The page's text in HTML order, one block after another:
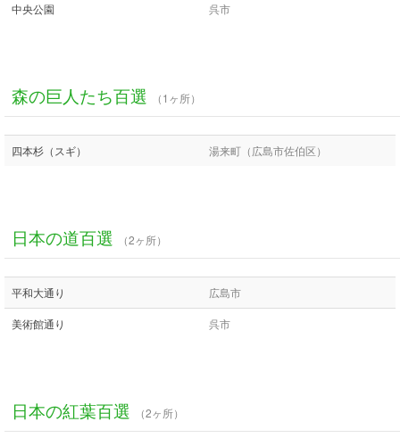
中央公園 呉市
森の巨人たち百選 （1ヶ所）
四本杉（スギ） 湯来町（広島市佐伯区）
日本の道百選 （2ヶ所）
平和大通り 広島市
美術館通り 呉市
日本の紅葉百選 （2ヶ所）